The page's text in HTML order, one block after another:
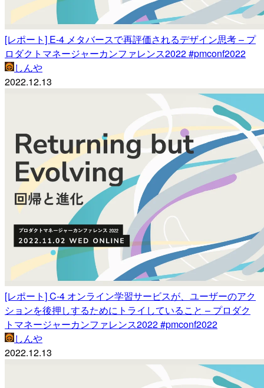
[レポート] E-4 メタバースで再評価されるデザイン思考 – プ
ロダクトマネージャーカンファレンス2022 #pmconf2022
しんや
2022.12.13
[レポート] C-4 オンライン学習サービスが、ユーザーのアク
ションを後押しするためにトライしていること – プロダク
トマネージャーカンファレンス2022 #pmconf2022
しんや
2022.12.13